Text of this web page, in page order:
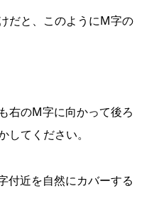
だと、このようにM字の
右のM字に向かって後ろ
てください。
付近を自然にカバーする